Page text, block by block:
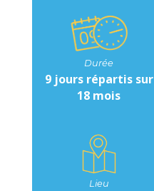
Durée
9 jours répartis sur
18 mois
Lieu